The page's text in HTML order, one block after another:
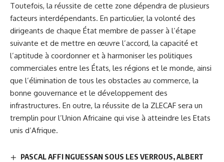
Toutefois, la réussite de cette zone dépendra de plusieurs
facteurs interdépendants. En particulier, la volonté des
dirigeants de chaque État membre de passer à l’étape
suivante et de mettre en œuvre l’accord, la capacité et
l’aptitude à coordonner et à harmoniser les politiques
commerciales entre les États, les régions et le monde, ainsi
que l’élimination de tous les obstacles au commerce, la
bonne gouvernance et le développement des
infrastructures. En outre, la réussite de la ZLECAF sera un
tremplin pour l’Union Africaine qui vise à atteindre les Etats
unis d’Afrique.
PASCAL AFFI NGUESSAN SOUS LES VERROUS, ALBERT